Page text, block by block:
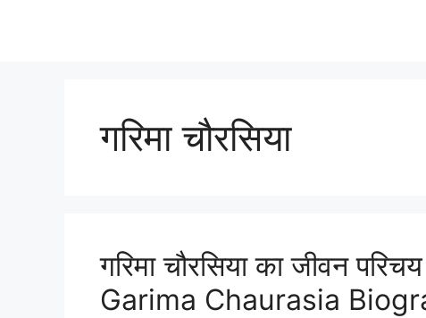
गरिमा चौरसिया
गरिमा चौरसिया का जीवन
Garima Chaurasia